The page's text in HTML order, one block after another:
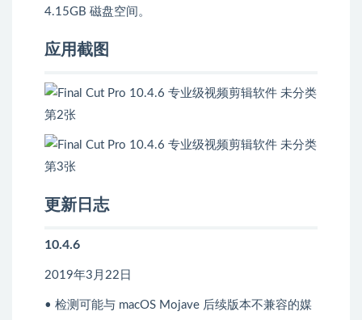
4.15GB 磁盘空间。
应用截图
更新日志
10.4.6
2019年3月22日
• 检测可能与 macOS Mojave 后续版本不兼容的媒